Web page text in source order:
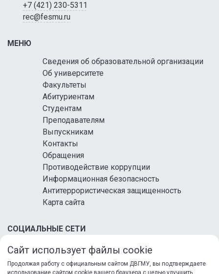
+7 (421) 230-5311
rec@fesmu.ru
МЕНЮ
Сведения об образовательной организации
Об университете
Факультеты
Абитуриентам
Студентам
Преподавателям
Выпускникам
Контакты
Обращения
Противодействие коррупции
Информационная безопасность
Антитеррористическая защищенность
Карта сайта
СОЦИАЛЬНЫЕ СЕТИ
Сайт использует файлы cookie
Продолжая работу с официальным сайтом ДВГМУ, вы подтверждаете